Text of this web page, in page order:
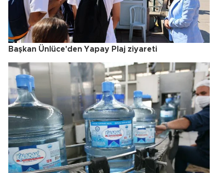
Başkan Ünlüce'den Yapay Plaj ziyareti